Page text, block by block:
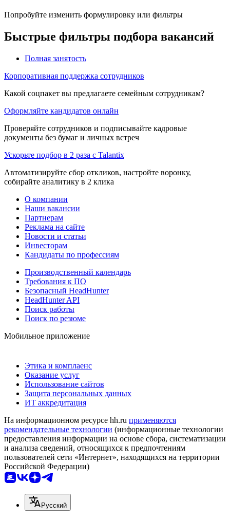
Попробуйте изменить формулировку или фильтры
Быстрые фильтры подбора вакансий
Полная занятость
Корпоративная поддержка сотрудников
Какой соцпакет вы предлагаете семейным сотрудникам?
Оформляйте кандидатов онлайн
Проверяйте сотрудников и подписывайте кадровые
документы без бумаг и личных встреч
Ускорьте подбор в 2 раза с Talantix
Автоматизируйте сбор откликов, настройте воронку,
собирайте аналитику в 2 клика
О компании
Наши вакансии
Партнерам
Реклама на сайте
Новости и статьи
Инвесторам
Кандидаты по профессиям
Производственный календарь
Требования к ПО
Безопасный HeadHunter
HeadHunter API
Поиск работы
Поиск по резюме
Мобильное приложение
Этика и комплаенс
Оказание услуг
Использование сайтов
Защита персональных данных
ИТ аккредитация
На информационном ресурсе hh.ru применяются
рекомендательные технологии (информационные технологии
предоставления информации на основе сбора, систематизации
и анализа сведений, относящихся к предпочтениям
пользователей сети «Интернет», находящихся на территории
Российской Федерации)
Русский